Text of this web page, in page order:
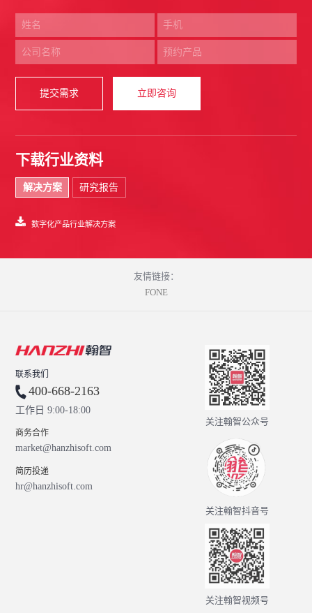
提交需求 立即咨询
下载行业资料
解决方案 研究报告
数字化产品行业解决方案
友情链接：
FONE
联系我们
400-668-2163
工作日 9:00-18:00
商务合作
market@hanzhisoft.com
简历投递
hr@hanzhisoft.com
关注翰智公众号
关注翰智抖音号
关注翰智视频号